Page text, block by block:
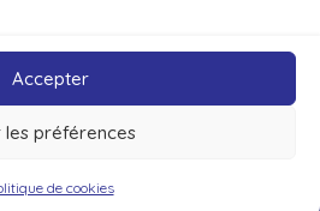
Accepter
les préférences
de cookies